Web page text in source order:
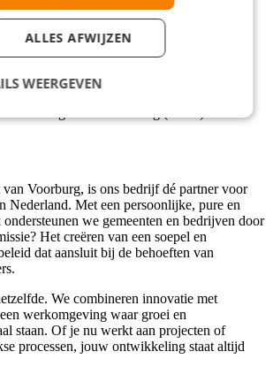
werk- en denkniveau.
van de Nederlandse taal.
minimaal 24 uur per week, inclusief
Voorburg, is ons bedrijf dé partner voor
Nederland. Met een persoonlijke, pure en
ondersteunen we gemeenten en bedrijven door
Het creëren van een soepel en
dat aansluit bij de behoeften van
We combineren innovatie met
werkomgeving waar groei en
staan. Of je nu werkt aan projecten of
processen, jouw ontwikkeling staat altijd
ALLES AFWIJZEN
WEERGEVEN